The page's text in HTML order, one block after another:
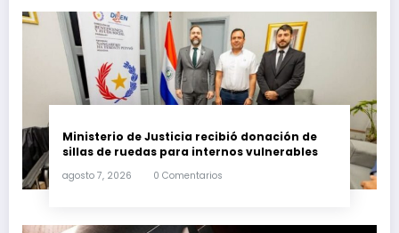
Ministerio de Justicia recibió donación de
sillas de ruedas para internos vulnerables
agosto 7, 2026 0 Comentarios